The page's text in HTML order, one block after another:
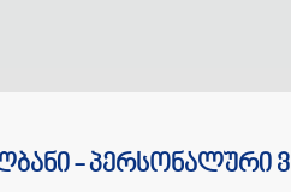
- პერსონალური